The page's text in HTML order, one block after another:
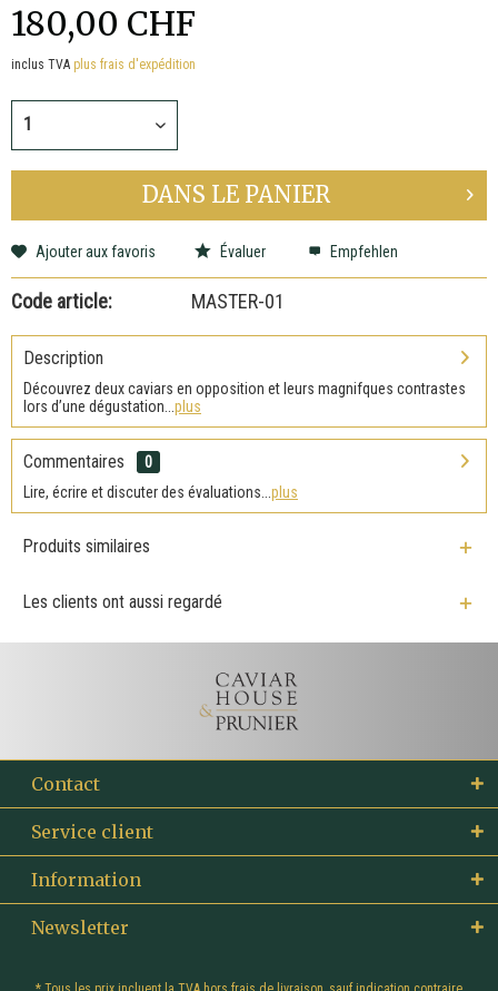
180,00 CHF
inclus TVA plus frais d'expédition
DANS LE PANIER
Ajouter aux favoris Évaluer Empfehlen
Code article: MASTER-01
Description
Découvrez deux caviars en opposition et leurs magnifques contrastes
lors d’une dégustation... plus
Commentaires
0
Lire, écrire et discuter des évaluations... plus
Produits similaires
Les clients ont aussi regardé
Contact
Service client
Information
Newsletter